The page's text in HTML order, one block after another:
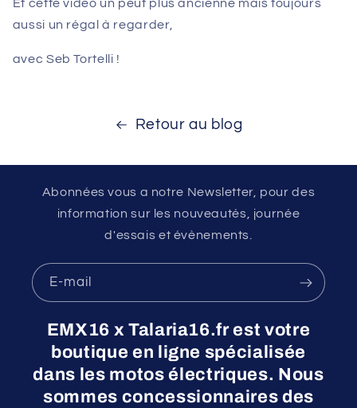
Et cette video un peut plus ancienne mais toujours
aussi un régal à regarder,
avec Seb Tortelli !
Retour au blog
Abonnées vous a notre Newsletter, pour des
information sur les nouveautés, journée
d'essais et évènements.
E-mail
EMX16 x Talaria16.fr est votre
boutique en ligne spécialisée
dans les motos électriques. Nous
sommes concessionnaires des